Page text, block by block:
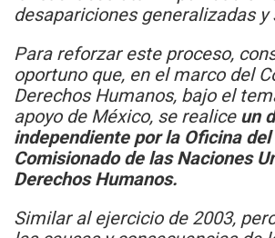
desapariciones generalizadas
Para reforzar este proceso,
oportuno que, en el marco del
Derechos Humanos, bajo el
apoyo de México, se realice un
independiente por la Oficina
Comisionado de las Naciones
Derechos Humanos.
Similar al ejercicio de 2003,